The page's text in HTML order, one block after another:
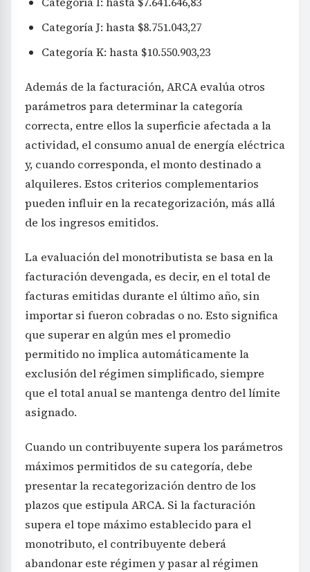
Categoría J: hasta $8.751.043,27
Categoría K: hasta $10.550.903,23
Además de la facturación, ARCA evalúa otros
parámetros para determinar la categoría
correcta, entre ellos la superficie afectada a la
actividad, el consumo anual de energía eléctrica
y, cuando corresponda, el monto destinado a
alquileres. Estos criterios complementarios
pueden influir en la recategorización, más allá
de los ingresos emitidos.
La evaluación del monotributista se basa en la
facturación devengada, es decir, en el total de
facturas emitidas durante el último año, sin
importar si fueron cobradas o no. Esto significa
que superar en algún mes el promedio
permitido no implica automáticamente la
exclusión del régimen simplificado, siempre
que el total anual se mantenga dentro del límite
asignado.
Cuando un contribuyente supera los parámetros
máximos permitidos de su categoría, debe
presentar la recategorización dentro de los
plazos que estipula ARCA. Si la facturación
supera el tope máximo establecido para el
monotributo, el contribuyente deberá
abandonar este régimen y pasar al régimen